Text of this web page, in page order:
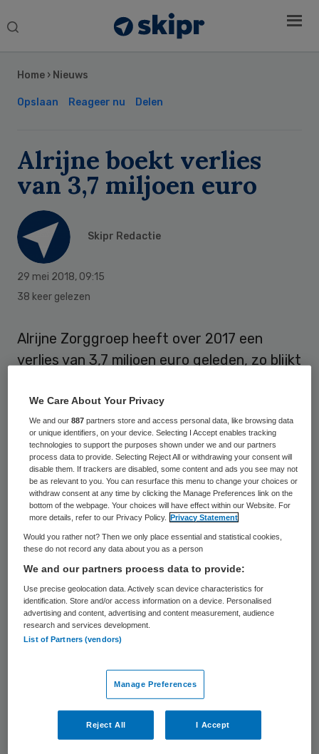
Search
Home › Nieuws
Opslaan Reageer nu Delen
Alrijne boekt verlies
van 3,7 miljoen euro
Skipr Redactie
29 mei 2018, 09:15
38 keer gelezen
Alrijne Zorggroep heeft over 2017 een
verlies van 3,7 miljoen euro geleden, zo blijkt
In 2016 noteerde de zorggroep nog een
verlies van 6,2 miljoen euro. Alrijne schrijft
het negatieve resultaat in 2017 onder meer
toe aan de onvoorzien langere sluiting na
een verbouwing van het operatiecomplex in
Leiden en investeringen in nieuwe zorg.
De verpleeghuizen van Alrijne behaalden in
2017 een positief resultaat, tegenover een
verlies van 2,9 miljoen een jaar eerder. De
ziekenhuispoot laat vanaf september 2017
een financiële verbetering zien, die volgens
Bezuinigingsmaatregelen die in
april 2017 zijn ingesteldhebben echter nog
niet tot het gewenste positieve resultaat
geleid. Om financieel weer positief resultaat
Sidebar
We Care About Your Privacy
We and our887 partners store and access personal data, like browsing data
or unique identifiers, on your device. Selecting I Accept enables tracking
technologies to support the purposes shown under we and our partners
process data to provide. Selecting Reject All or withdrawing your consent will
disable them. If trackers are disabled, some content and ads you see may not
be as relevant to you. You can resurface this menu to change your choices or
withdraw consent at any time by clicking the Manage Preferences link on the
bottom of the webpage. Your choices will have effect within our Website. For
more details, refer to our Privacy Policy.
Privacy Statement
Would you rather not? Then we only place essential and statistical cookies,
these do not record any data about you as a person
We and our partners process data to provide:
Use precise geolocation data. Actively scan device characteristics for
identification. Store and/or access information on a device. Personalised
advertising and content, advertising and content measurement, audience
research and services development.
List of Partners (vendors)
Manage Preferences
Reject All I Accept